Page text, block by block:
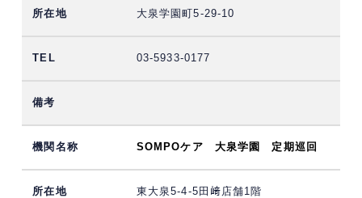
大泉学園町5-29-10
03-5933-0177
SOMPOケア 大泉学園 定期巡回
東大泉5-4-5田﨑店舗1階